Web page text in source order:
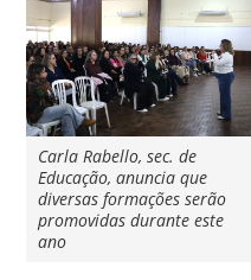
Carla Rabello, sec. de
Educação, anuncia que
diversas formações serão
promovidas durante este
ano